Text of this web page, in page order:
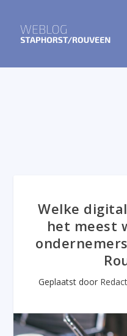
Welke
het meest
Geplaatst door